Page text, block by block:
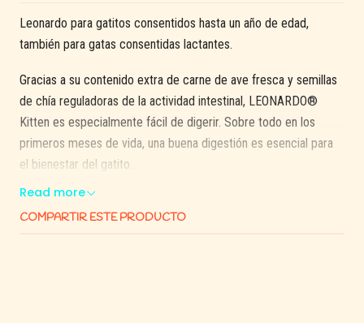
Leonardo para gatitos consentidos hasta un año de edad,
también para gatas consentidas lactantes.
Gracias a su contenido extra de carne de ave fresca y semillas
de chía reguladoras de la actividad intestinal, LEONARDO®
Kitten es especialmente fácil de digerir. Sobre todo en los
primeros meses de vida, una buena digestión es esencial para
el bienestar del gatito.
LEONARDO® Kitten contiene ProVital, una combinación de los
ingredientes activos procedentes de extractos de levadura de
Read more
COMPARTIR ESTE PRODUCTO